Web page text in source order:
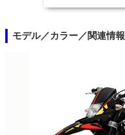
モデル／カラー／関連情報